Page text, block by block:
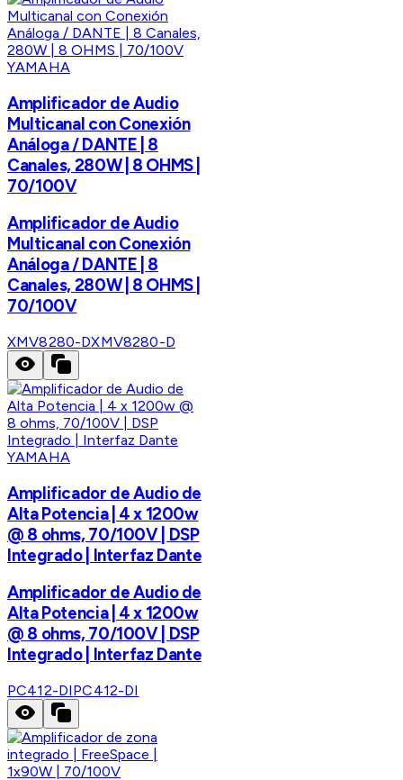
YAMAHA
Amplificador de Audio
Multicanal con Conexión
Análoga / DANTE | 8
Canales, 280W | 8 OHMS |
70/100V
Amplificador de Audio
Multicanal con Conexión
Análoga / DANTE | 8
Canales, 280W | 8 OHMS |
70/100V
XMV8280-DXMV8280-D
YAMAHA
Amplificador de Audio de
Alta Potencia | 4 x 1200w
@ 8 ohms, 70/100V | DSP
Integrado | Interfaz Dante
Amplificador de Audio de
Alta Potencia | 4 x 1200w
@ 8 ohms, 70/100V | DSP
Integrado | Interfaz Dante
PC412-DIPC412-DI